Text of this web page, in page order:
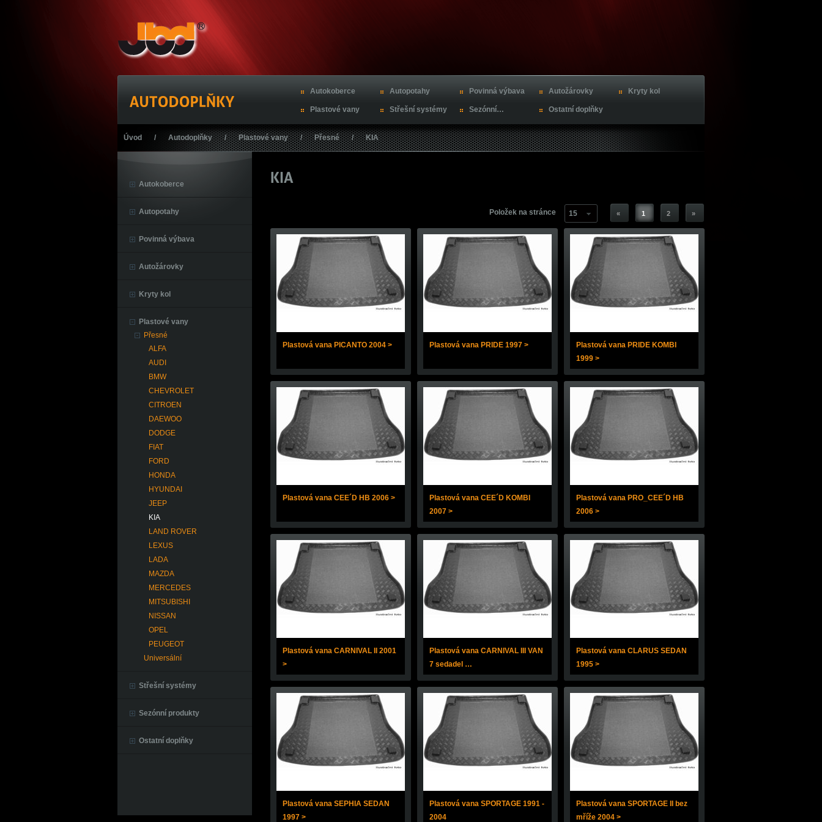
Autokoberce Autopotahy Povinná výbava Autožárovky Kryty kol
Plastové vany Střešní systémy Sezónní… Ostatní doplňky
Úvod / Autodoplňky / Plastové vany / Přesné / KIA
Autokoberce
Autopotahy
Povinná výbava
Autožárovky
Kryty kol
Plastové vany
Přesné
ALFA
AUDI
BMW
CHEVROLET
CITROEN
DAEWOO
DODGE
FIAT
FORD
HONDA
HYUNDAI
JEEP
KIA
LAND ROVER
LEXUS
LADA
MAZDA
MERCEDES
MITSUBISHI
NISSAN
OPEL
PEUGEOT
Universální
Střešní systémy
Sezónní produkty
Ostatní doplňky
« 1 2 »
Položek na stránce 15
Plastová vana PICANTO 2004 > Plastová vana PRIDE 1997 >
Plastová vana PRIDE KOMBI
1999 >
Plastová vana CEE´D HB 2006 >
Plastová vana CEE´D KOMBI
2007 >
Plastová vana PRO_CEE´D HB
2006 >
Plastová vana CARNIVAL II 2001
>
Plastová vana CARNIVAL III VAN
7 sedadel …
Plastová vana CLARUS SEDAN
1995 >
Plastová vana SEPHIA SEDAN
1997 >
Plastová vana SPORTAGE 1991 -
2004
Plastová vana SPORTAGE II bez
mříže 2004 >